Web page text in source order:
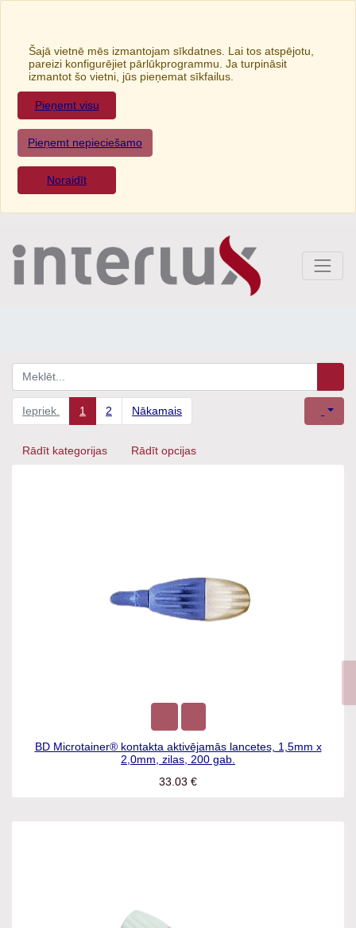
Šajā vietnē mēs izmantojam sīkdatnes. Lai tos atspējotu,
pareizi konfigurējiet pārlūkprogrammu. Ja turpināsit
izmantot šo vietni, jūs pieņemat sīkfailus.
Pieņemt visu
Pieņemt nepieciešamo
Noraidīt
Iepriek. 1 2 Nākamais
Rādīt kategorijas Rādīt opcijas
BD Microtainer® kontakta aktivējamās lancetes, 1,5mm x
2,0mm, zilas, 200 gab.
33.03 €